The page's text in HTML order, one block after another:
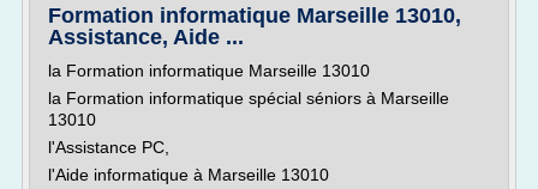
Formation informatique Marseille 13010,
Assistance, Aide ...
la Formation informatique Marseille 13010
la Formation informatique spécial séniors à Marseille
13010
l'Assistance PC,
l'Aide informatique à Marseille 13010